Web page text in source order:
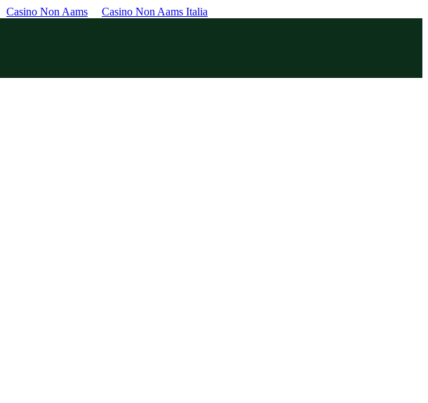
Casino Non Aams Casino Non Aams Italia